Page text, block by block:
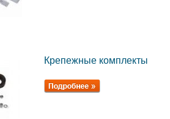
Крепежные комплекты